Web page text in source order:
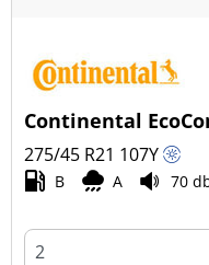
Continental
275/45 R21 107Y
B A 70